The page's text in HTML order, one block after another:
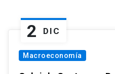
2 DIC
Macroeconomía